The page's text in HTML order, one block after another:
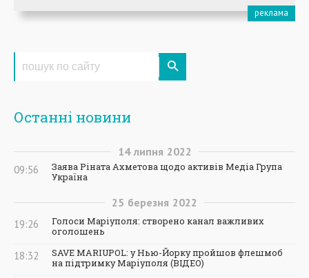
Останні новини
14 липня 2022
09:56
Заява Ріната Ахметова щодо активів Медіа Група
Україна
25 березня 2022
19:26
Голоси Маріуполя: створено канал важливих
оголошень
18:32
SAVE MARIUPOL: у Нью-Йорку пройшов флешмоб
на підтримку Маріуполя (ВІДЕО)